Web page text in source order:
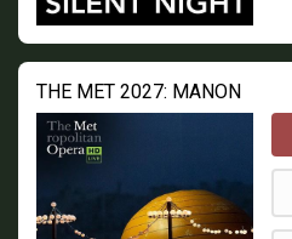
THE MET 2027: MANON